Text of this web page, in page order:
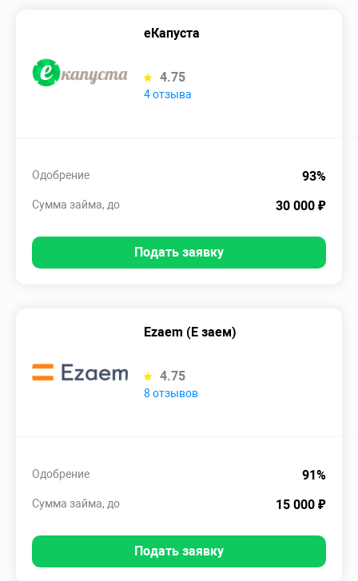
еКапуста
4.75
4 отзыва
93%
Одобрение
30 000 ₽
Сумма займа, до
Подать заявку
Ezaem (Е заем)
4.75
8 отзывов
91%
Одобрение
15 000 ₽
Сумма займа, до
Подать заявку